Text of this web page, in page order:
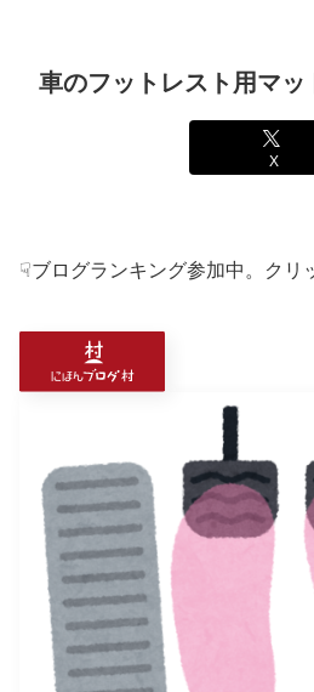
車のフットレスト用マ
X
☟ブログランキング参加中。クリ